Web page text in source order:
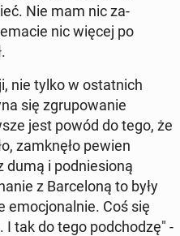
Nie mam nic za­
nic więcej po
nie tylko w os­tat­nich
się zgrupowanie
jest powód do tego, że
zamknęło pewien
dumą i pod­nie­sioną
z Barceloną to były
emocjon­al­nie. Coś się
I tak do tego pod­chodzę" -